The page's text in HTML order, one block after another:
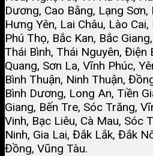
Dương, Cao Bằng, Lạng Sơn,
Hưng Yên, Lai Châu, Lào
Phú Thọ, Bắc Kan, Bắc
Thái Bình, Thái Nguyên, Điện
Quang, Sơn La, Vĩnh Phúc,
Bình Thuận, Ninh Thuận,
Bình Dương, Long An, Tiền
Giang, Bến Tre, Sóc Trăng,
Vinh, Bạc Liêu, Cà Mau, Sóc
Ninh, Gia Lai, Đắk Lắk, Đắk
Đồng, Vũng Tàu.